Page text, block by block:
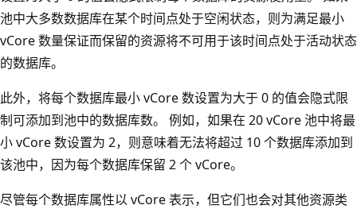
池中大多数数据库在某个时间点处于空闲状态，则为满足最小
vCore 数量保证而保留的资源将不可用于该时间点处于活动状态
的数据库。
此外，将每个数据库最小 vCore 数设置为大于 0 的值会隐式限
制可添加到池中的数据库数。 例如，如果在 20 vCore 池中将最
小 vCore 数设置为 2，则意味着无法将超过 10 个数据库添加到
该池中，因为每个数据库保留 2 个 vCore。
尽管每个数据库属性以 vCore 表示，但它们也会对其他资源类